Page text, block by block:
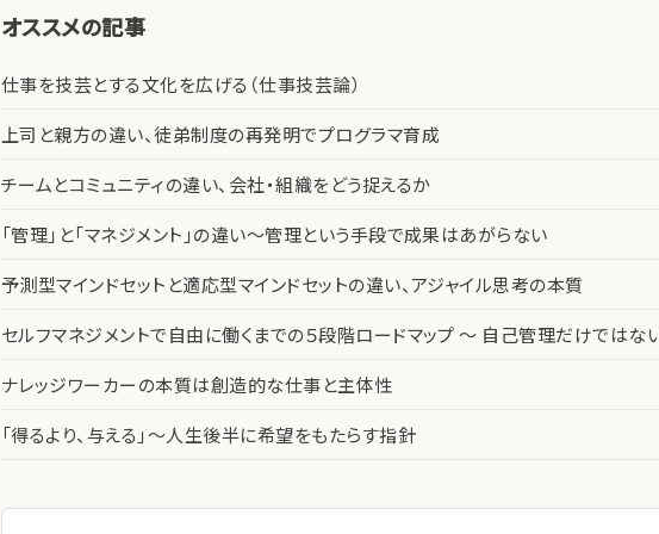
オススメの記事
仕事を技芸とする文化を広げる（仕事技芸論）
上司と親方の違い、徒弟制度の再発明でプログラマ育成
チームとコミュニティの違い、会社・組織をどう捉えるか
「管理」と「マネジメント」の違い〜管理という手段で成果はあがらない
予測型マインドセットと適応型マインドセットの違い、アジャイル思考の本質
セルフマネジメントで自由に働くまでの５段階ロードマップ 〜 自己管理だけではな
ナレッジワーカーの本質は創造的な仕事と主体性
「得るより、与える」〜人生後半に希望をもたらす指針